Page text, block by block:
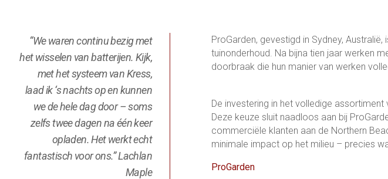
“We waren continu bezig met
het wisselen van batterijen. Kijk,
met het systeem van Kress,
laad ik ‘s nachts op en kunnen
we de hele dag door – soms
zelfs twee dagen na één keer
opladen. Het werkt echt
fantastisch voor ons.” Lachlan
Maple
ProGarden, gevestigd in Sydney,
tuinonderhoud. Na bijna tien jaar werken
doorbraak die hun manier van werken
De investering in het volledige
Deze keuze sluit naadloos aan bij
commerciële klanten aan de Northern
minimale impact op het milieu – precies
ProGarden